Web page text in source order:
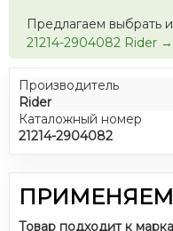
Предлагаем выбрать
21214-2904082 Rider →
Производитель
Rider
Каталожный номер
21214-2904082
Товар подходит к